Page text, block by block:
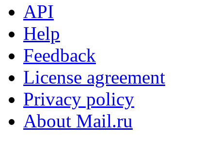
API
Help
Feedback
License agreement
Privacy policy
About Mail.ru